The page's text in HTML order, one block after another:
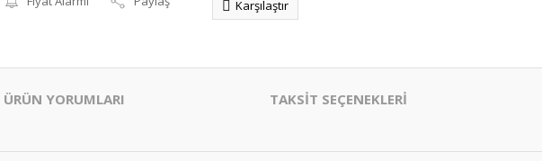
Karşılaştır
ÜRÜN YORUMLARI TAKSİT SEÇENEKLERİ